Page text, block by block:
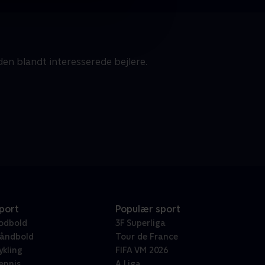
blandt interesserede bejlere.
Populær sport
3F Superliga
Tour de France
FIFA VM 2026